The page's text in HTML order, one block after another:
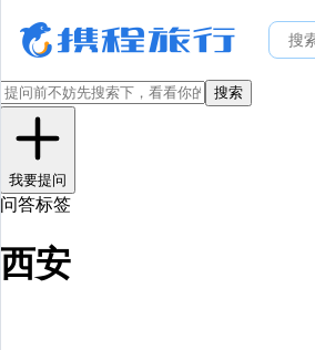
搜索
我要提问
问答标签
西安